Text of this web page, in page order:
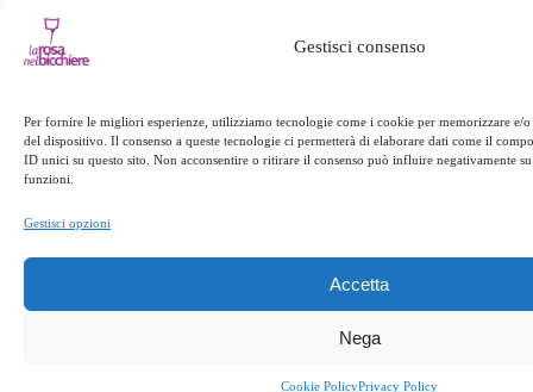
Gestisci consenso
Per fornire le migliori esperienze, utilizziamo tecnologie come i cookie per memorizzare e/
del dispositivo. Il consenso a queste tecnologie ci permetterà di elaborare dati come il
ID unici su questo sito. Non acconsentire o ritirare il consenso può influire negativamente
funzioni.
Gestisci opzioni
Accetta
Nega
Cookie PolicyPrivacy Policy
facebooktwitterlinkedinwhatsapptelegram
pinterest email link